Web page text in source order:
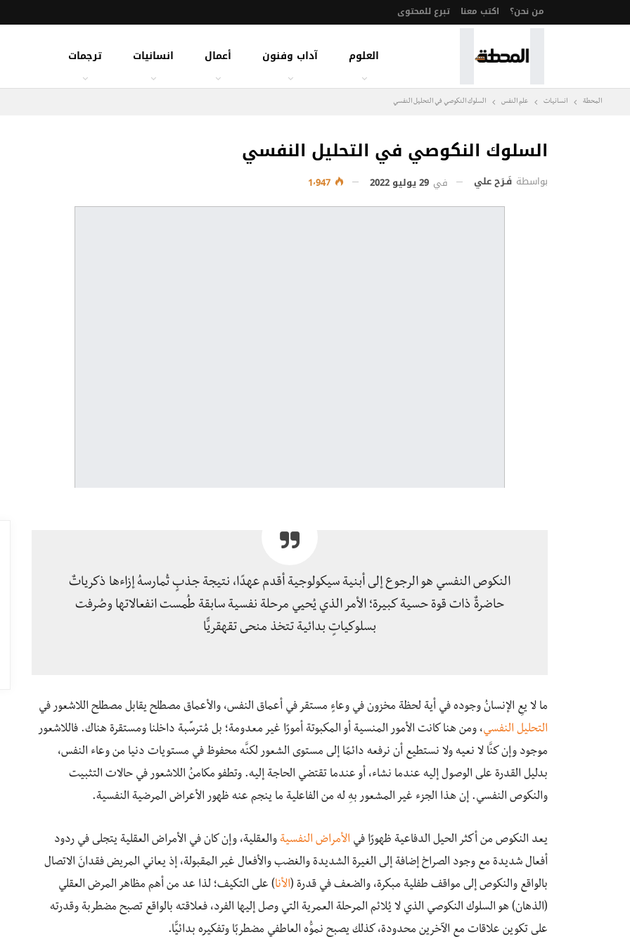
من نحن؟ اكتب معنا تبرع للمحتوى
العلوم آداب وفنون أعمال انسانيات ترجمات
المحطة انسانيات علم النفس السلوك النكوصي في التحليل النفسي
السلوك النكوصي في التحليل النفسي
بواسطة فَـرَح علي في 29 يوليو 2022
‏النكوص النفسي هو الرجوع إلى أبنية سيكولوجية أقدم عهدًا، نتيجة جذبٍ تُمارسهُ إزاءها ذكرياتٌ
حاضرةٌ ذات قوة حسية كبيرة؛ الأمر الذي يُحيي مرحلة نفسية سابقة طُمست انفعالاتها وصُرفت
بسلوكياتٍ بدائية تتخذ منحى تقهقريًّا
ما لا يعِ الإنسانُ وجوده في أية لحظة مخزون في وعاءٍ مستقر في أعماق النفس، والأعماق مصطلح يقابل مصطلح اللاشعور في
التحليل النفسي، ومن هنا كانت الأمور المنسية أو المكبوتة أمورًا غير معدومة؛ بل مُترسِّبة داخلنا ومستقرة هناك. فاللاشعور
موجود وإن كنَّا لا نعيه ولا نستطيع أن نرفعه دائمًا إلى مستوى الشعور لكنَّه محفوظ في مستويات دنيا من وعاء النفس،
بدليل القدرة على الوصول إليه عندما نشاء، أو عندما تقتضي الحاجة إليه. وتطفو مكامنُ اللاشعور في حالات التثبيت
والنكوص النفسي. إن هذا الجزء غير المشعور بهِ له من الفاعلية ما ينجم عنه ظهور الأعراض المرضية النفسية.
يعد النكوص من أكثر الحيل الدفاعية ظهورًا في الأمراض النفسية والعقلية، وإن كان في الأمراض العقلية يتجلى في ردود
أفعال شديدة مع وجود الصراخ إضافة إلى الغيرة الشديدة والغضب والأفعال غير المقبولة، إذ يعاني المريض فقدانَ الاتصال
بالواقع والنكوص إلى مواقف طفلية مبكرة، والضعف في قدرة (الأنا) على التكيف؛ لذا عد من أهم مظاهر المرض العقلي
(الذهان) هو السلوك النكوصي الذي لا يُلائم المرحلة العمرية التي وصل إليها الفرد، فعلاقته بالواقع تصبح مضطربة وقدرته
على تكوين علاقات مع الآخرين محدودة، كذلك يصبح نموُّه العاطفي مضطربًا وتفكيره بدائيًّا.